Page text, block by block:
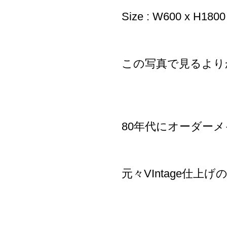
Size : W600 x
この写真で見るよ
80年代にオーダー
元々VIntage仕上げ